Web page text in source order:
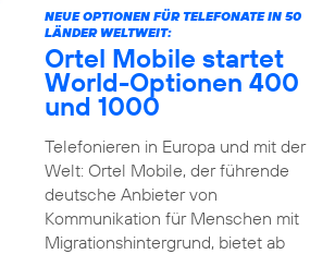
NEUE OPTIONEN FÜR TELEFONATE IN 50
LÄNDER WELTWEIT:
Ortel Mobile startet
World-Optionen 400
und 1000
Telefonieren in Europa und mit der
Welt: Ortel Mobile, der führende
deutsche Anbieter von
Kommunikation für Menschen mit
Migrationshintergrund, bietet ab